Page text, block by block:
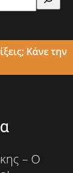
Κάνε την
– Ο